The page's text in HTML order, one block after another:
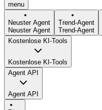
menu
Neuster Agent
Neuster Agent
Trend-Agent
Trend-Agent
Kostenlose KI-Tools
Kostenlose KI-Tools
Agent API
Agent API